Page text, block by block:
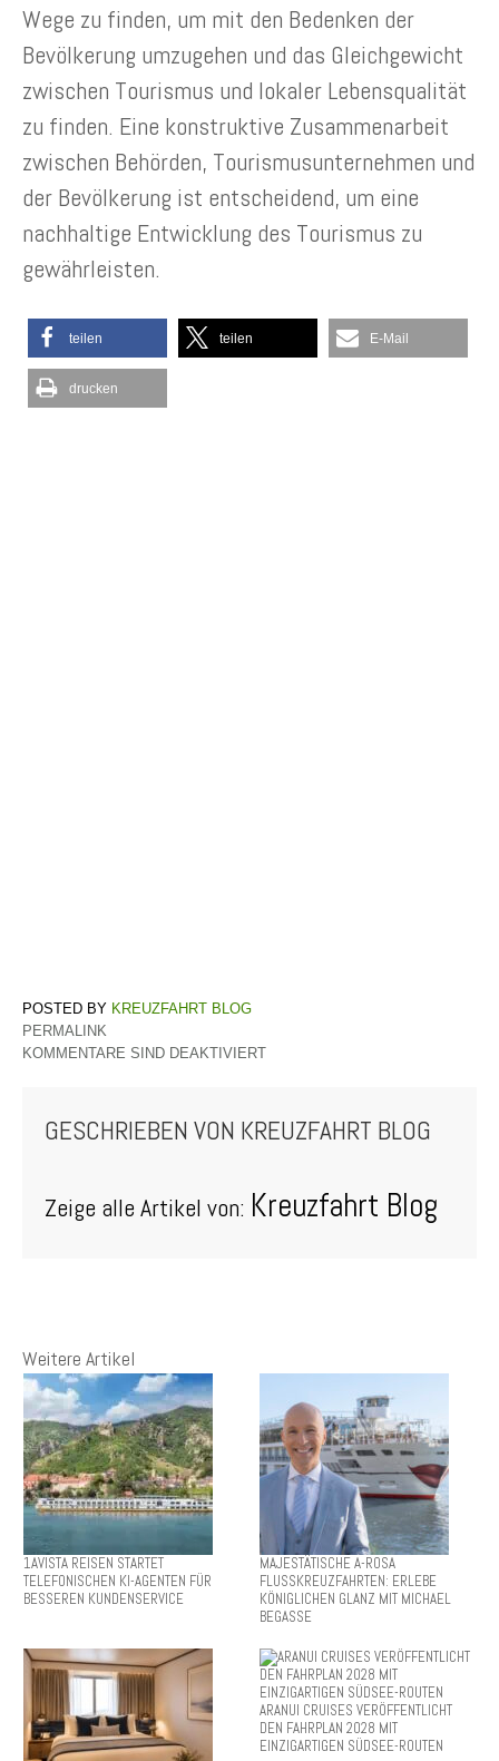
Wege zu finden, um mit den Bedenken der
Bevölkerung umzugehen und das Gleichgewicht
zwischen Tourismus und lokaler Lebensqualität
zu finden. Eine konstruktive Zusammenarbeit
zwischen Behörden, Tourismusunternehmen und
der Bevölkerung ist entscheidend, um eine
nachhaltige Entwicklung des Tourismus zu
gewährleisten.
teilen teilen E-Mail
drucken
KREUZFAHRT BLOG
PERMALINK
KOMMENTARE SIND DEAKTIVIERT
GESCHRIEBEN VON KREUZFAHRT BLOG
Zeige alle Artikel von: Kreuzfahrt Blog
Weitere Artikel
1AVISTA REISEN STARTET
TELEFONISCHEN KI-AGENTEN FÜR
BESSEREN KUNDENSERVICE
MAJESTÄTISCHE A-ROSA
FLUSSKREUZFAHRTEN: ERLEBE
KÖNIGLICHEN GLANZ MIT MICHAEL
BEGASSE
ARANUI CRUISES VERÖFFENTLICHT
DEN FAHRPLAN 2028 MIT
EINZIGARTIGEN SÜDSEE-ROUTEN